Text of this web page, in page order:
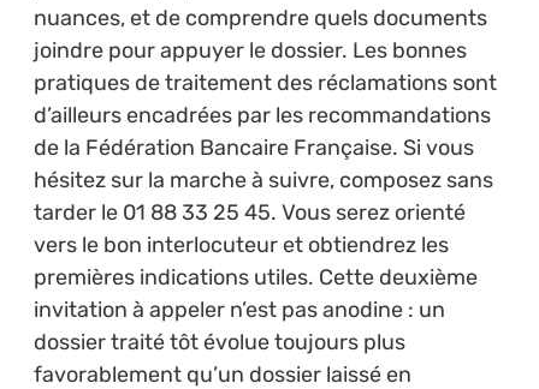
nuances, et de comprendre quels documents
joindre pour appuyer le dossier. Les bonnes
pratiques de traitement des réclamations sont
d’ailleurs encadrées par les recommandations
de la Fédération Bancaire Française. Si vous
hésitez sur la marche à suivre, composez sans
tarder le 01 88 33 25 45. Vous serez orienté
vers le bon interlocuteur et obtiendrez les
premières indications utiles. Cette deuxième
invitation à appeler n’est pas anodine : un
dossier traité tôt évolue toujours plus
favorablement qu’un dossier laissé en